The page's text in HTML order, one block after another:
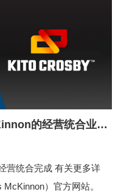
的经营统合业务
营统合完成 有关更多详
）官方网站。